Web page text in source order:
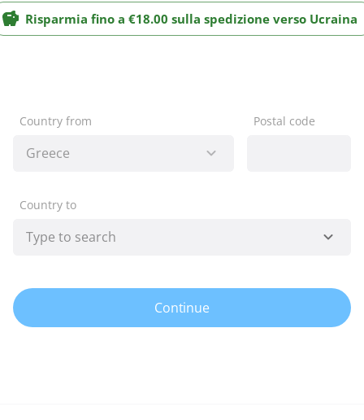
Risparmia fino a €18.00 sulla spedizione verso Ucraina
Country from Postal code
Country to
Continue